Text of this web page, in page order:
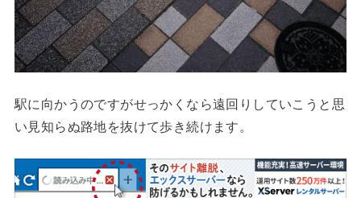
駅に向かうのですがせっかくなら遠回りしていこうと思
い見知らぬ路地を抜けて歩き続けます。